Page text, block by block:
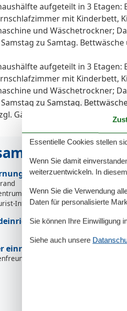
aufgeteilt in 3 Etagen:
mit Kinderbett,
und Wäschetrockner;
zu Samtag.
aufgeteilt in 3 Etagen:
mit Kinderbett,
und Wäschetrockner;
zu Samstag.
Gästebeitrag.
Ausstattung
Information
einrichtungen
Essentielle Cookies stellen
Wenn Sie damit
weiterzuentwickeln. In
Wenn Sie die Verwendung
Daten für personalisierte
Sie können Ihre Einwilligung
Siehe auch unsere